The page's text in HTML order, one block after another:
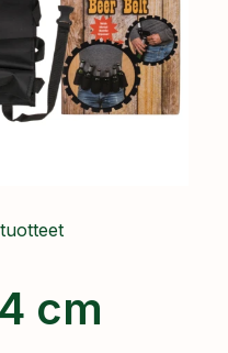
cm